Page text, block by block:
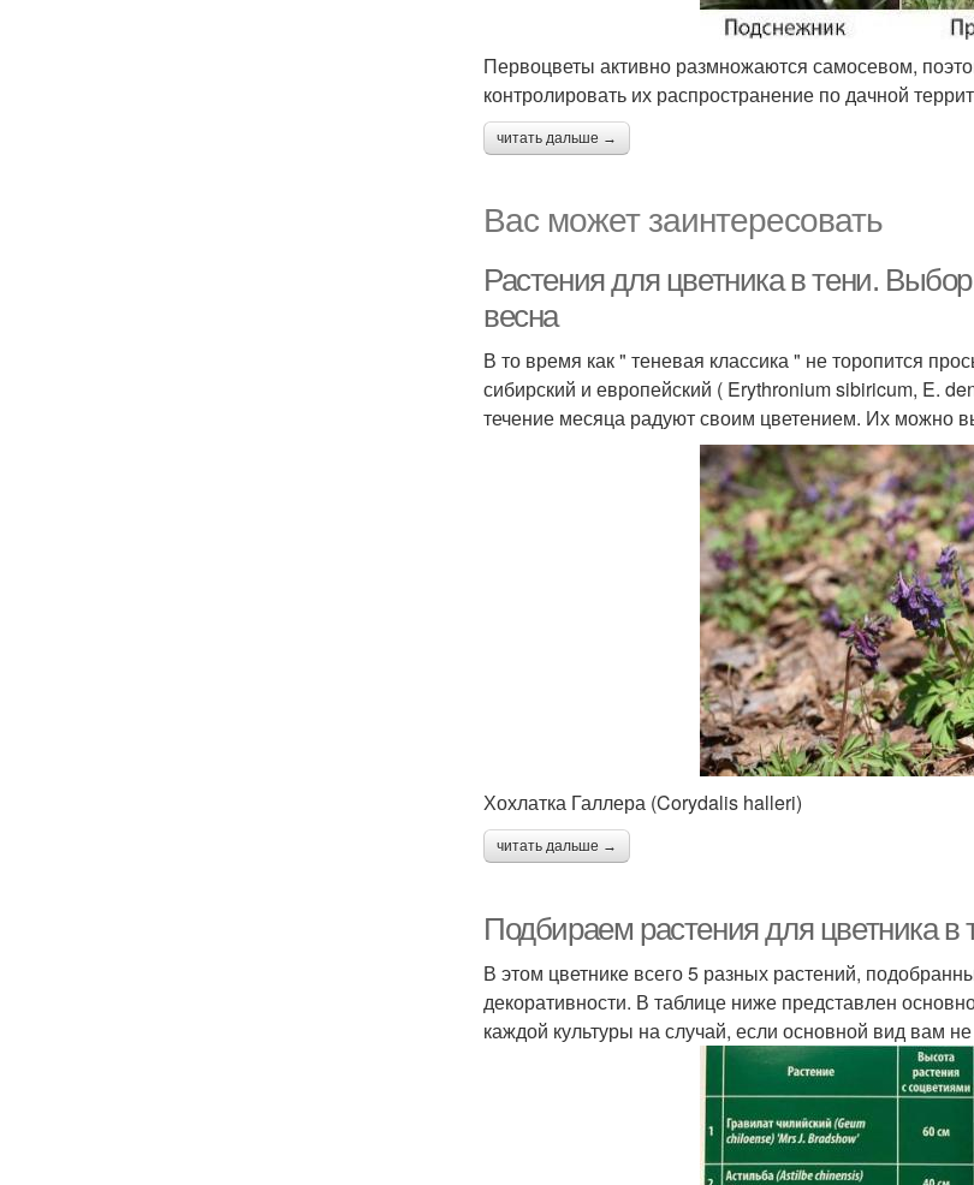
Первоцветы активно размножаются самосевом,
контролировать их распространение по дачной
читать дальше →
Вас может заинтересовать
Растения для цветника в тени.
весна
В то время как " теневая классика " не торопится
сибирский и европейский ( Erythronium sibiricum, E.
течение месяца радуют своим цветением. Их можно
Хохлатка Галлера (Corydalis halleri)
читать дальше →
Подбираем растения для цветника в
В этом цветнике всего 5 разных растений,
декоративности. В таблице ниже представлен
каждой культуры на случай, если основной вид вам